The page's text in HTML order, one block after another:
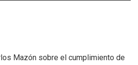
Mazón sobre el cumplimiento de